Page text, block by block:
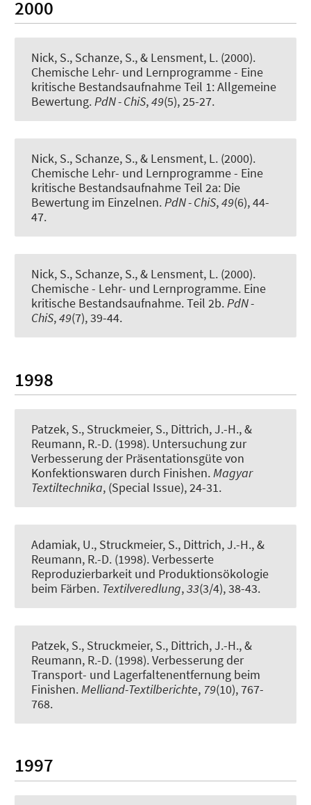
2000
Nick, S., Schanze, S., & Lensment, L. (2000).
Chemische Lehr- und Lernprogramme - Eine
kritische Bestandsaufnahme Teil 1: Allgemeine
Bewertung.PdN - ChiS,49(5), 25-27.
Nick, S., Schanze, S., & Lensment, L. (2000).
Chemische Lehr- und Lernprogramme - Eine
kritische Bestandsaufnahme Teil 2a: Die
Bewertung im Einzelnen.PdN - ChiS,49(6), 44-
47.
Nick, S., Schanze, S., & Lensment, L. (2000).
Chemische - Lehr- und Lernprogramme. Eine
kritische Bestandsaufnahme. Teil 2b.PdN -
ChiS,49(7), 39-44.
1998
Patzek, S., Struckmeier, S., Dittrich, J.-H., &
Reumann, R.-D. (1998). Untersuchung zur
Verbesserung der Präsentationsgüte von
Konfektionswaren durch Finishen.Magyar
Textiltechnika, (Special Issue), 24-31.
Adamiak, U., Struckmeier, S., Dittrich, J.-H., &
Reumann, R.-D. (1998).Verbesserte
Reproduzierbarkeit und Produktionsökologie
beim Färben. Textilveredlung,33(3/4), 38-43.
Patzek, S., Struckmeier, S., Dittrich, J.-H., &
Reumann, R.-D. (1998).Verbesserung der
Transport- und Lagerfaltenentfernung beim
Finishen.Melliand-Textilberichte, 79(10), 767-
768.
1997